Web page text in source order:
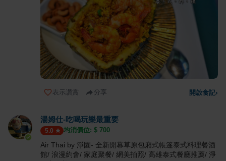
表示讚賞 分享 開啟食記›
湯姆仕-吃喝玩樂最重要
5.0 均消價位: $ 700
Air Thai by 淨園- 全新開幕草原包廂式帳篷泰式料理餐酒
館/ 浪漫約會/ 家庭聚餐/ 網美拍照/ 高雄泰式餐廳推薦/ 淨